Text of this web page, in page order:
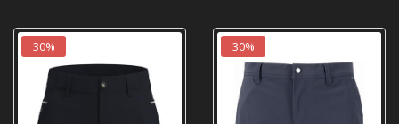
30% 30%